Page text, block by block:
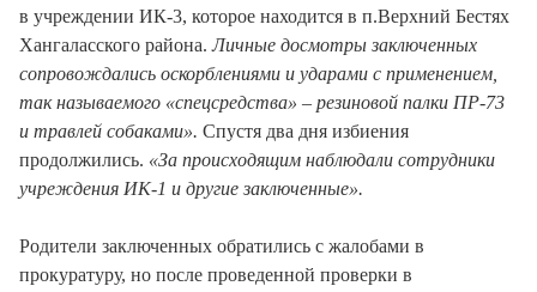
в учреждении ИК-3, которое находится в п.Верхний Бестях
Хангаласского района.Личные досмотры заключенных
сопровождались оскорблениями и ударами с применением,
так называемого «спецсредства» – резиновой палки ПР-73
и травлей собаками». Спустя два дня избиения
продолжились. «За происходящим наблюдали сотрудники
учреждения ИК-1 и другие заключенные».
Родители заключенных обратились с жалобами в
прокуратуру, но после проведенной проверки в